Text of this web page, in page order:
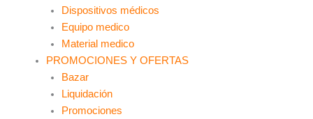
Dispositivos médicos
Equipo medico
Material medico
PROMOCIONES Y OFERTAS
Bazar
Liquidación
Promociones